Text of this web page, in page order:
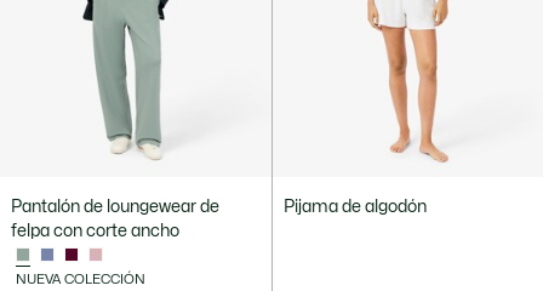
Pantalón de loungewear de
felpa con corte ancho
NUEVA COLECCIÓN
Pijama de algodón